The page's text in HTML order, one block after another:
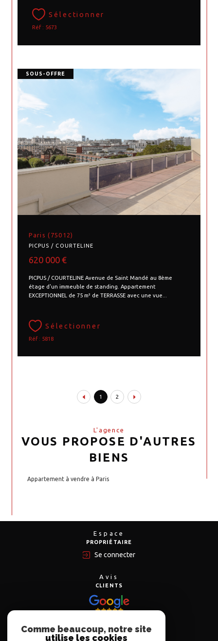
Sélectionner
Réf : 5673
Paris (75012)
PICPUS / COURTELINE
620 000 €
PICPUS / COURTELINE Avenue de Saint Mandé au 8ème
étage d'un immeuble de standing. Appartement
EXCEPTIONNEL de 75 m² de TERRASSE avec une vue...
Sélectionner
Réf : 5818
SOUS-OFFRE
1 2
L'agence
VOUS PROPOSE D'AUTRES
BIENS
Appartement à vendre à Paris
Espace
PROPRIÉTAIRE
Se connecter
Avis
CLIENTS
Nous
Comme beaucoup, notre site
utilise les cookies